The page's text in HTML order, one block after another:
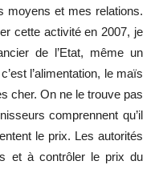
moyens et mes relations.
cette activité en 2007, je
de l’Etat, même un
l’alimentation, le maïs
cher. On ne le trouve pas
comprennent qu’il
le prix. Les autorités
et à contrôler le prix du